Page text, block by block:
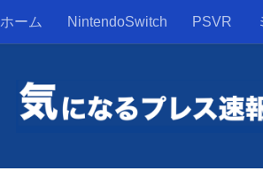
ホーム NintendoSwitch PSVR